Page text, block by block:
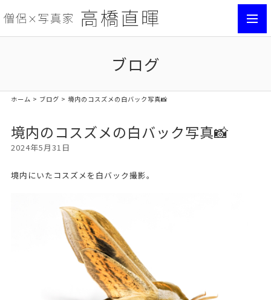
ブログ
ホーム > ブログ > 境内のコスズメの白バック写真📸
境内のコスズメの白バック写真📸
2024年5月31日
境内にいたコスズメを白バック撮影。